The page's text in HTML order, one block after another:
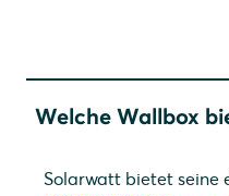
Welche Wallbox
Solarwatt bietet seine